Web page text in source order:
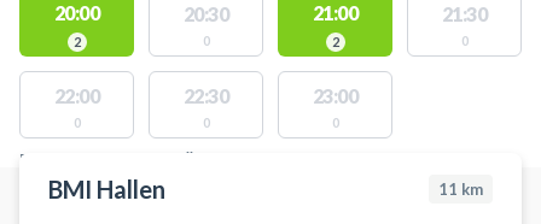
20:00
2
20:30
0
21:00
2
21:30
0
22:00
0
22:30
0
23:00
0
PLATSER MED TILLGÄNGLIGA AKTIVITETER
BMI Hallen 11 km